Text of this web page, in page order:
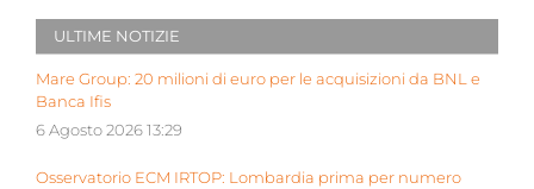
ULTIME NOTIZIE
Mare Group: 20 milioni di euro per le acquisizioni da BNL e
Banca Ifis
6 Agosto 2026 13:29
Osservatorio ECM IRTOP: Lombardia prima per numero